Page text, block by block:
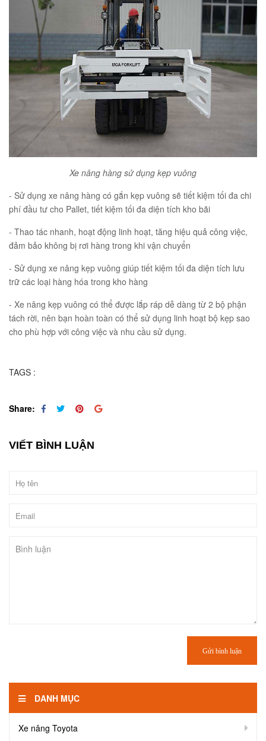
DANH MỤC
Xe nâng Toyota
Xe nâng hàng sử dụng kẹp vuông
- Sử dụng xe nâng hàng có gắn kẹp vuông sẽ tiết kiệm tối đa chi
phí đầu tư cho Pallet, tiết kiệm tối đa diện tích kho bãi
- Thao tác nhanh, hoạt động linh hoạt, tăng hiệu quả công việc,
đảm bảo không bị rơi hàng trong khi vận chuyển
- Sử dụng xe nâng kẹp vuông giúp tiết kiệm tối đa diện tích lưu
trữ các loại hàng hóa trong kho hàng
- Xe nâng kẹp vuông có thể được lắp ráp dễ dàng từ 2 bộ phận
tách rời, nên bạn hoàn toàn có thể sử dụng linh hoạt bộ kẹp sao
cho phù hợp với công việc và nhu cầu sử dụng.
TAGS :
Share:
VIẾT BÌNH LUẬN
Gửi bình luận